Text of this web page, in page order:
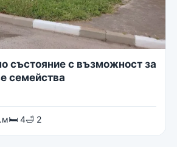
състояние с възможност за
семейства
🛏 4🛁 2